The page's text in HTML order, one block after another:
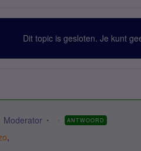
Dit topic is gesloten. Je kunt
Moderator ANTWOORD
,